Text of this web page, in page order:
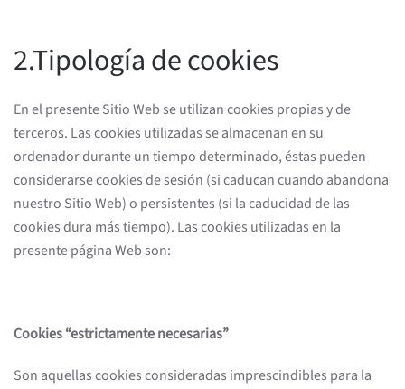
2.Tipología de cookies
En el presente Sitio Web se utilizan cookies propias y de
terceros. Las cookies utilizadas se almacenan en su
ordenador durante un tiempo determinado, éstas pueden
considerarse cookies de sesión (si caducan cuando abandona
nuestro Sitio Web) o persistentes (si la caducidad de las
cookies dura más tiempo). Las cookies utilizadas en la
presente página Web son:
Cookies “estrictamente necesarias”
Son aquellas cookies consideradas imprescindibles para la